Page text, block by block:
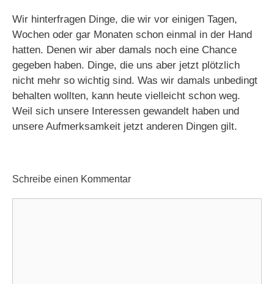
Wir hinterfragen Dinge, die wir vor einigen Tagen,
Wochen oder gar Monaten schon einmal in der Hand
hatten. Denen wir aber damals noch eine Chance
gegeben haben. Dinge, die uns aber jetzt plötzlich
nicht mehr so wichtig sind. Was wir damals unbedingt
behalten wollten, kann heute vielleicht schon weg.
Weil sich unsere Interessen gewandelt haben und
unsere Aufmerksamkeit jetzt anderen Dingen gilt.
Schreibe einen Kommentar